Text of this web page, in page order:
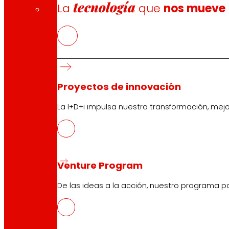
Latecnología que nos mueve
Proyectos de innovación
La l+D+i impulsa nuestra transformación,
Venture Program
De las ideas a la acción, nuestro programa